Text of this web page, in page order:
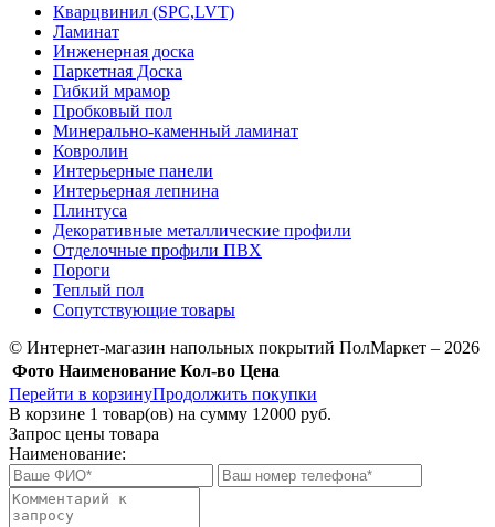
Кварцвинил (SPC,LVT)
Ламинат
Инженерная доска
Паркетная Доска
Гибкий мрамор
Пробковый пол
Минерально-каменный ламинат
Ковролин
Интерьерные панели
Интерьерная лепнина
Плинтуса
Декоративные металлические профили
Отделочные профили ПВХ
Пороги
Теплый пол
Сопутствующие товары
© Интернет-магазин напольных покрытий ПолМаркет – 2026
Фото Наименование Кол-во Цена
Перейти в корзинуПродолжить покупки
В корзине 1 товар(ов) на сумму 12000 руб.
Запрос цены товара
Наименование: